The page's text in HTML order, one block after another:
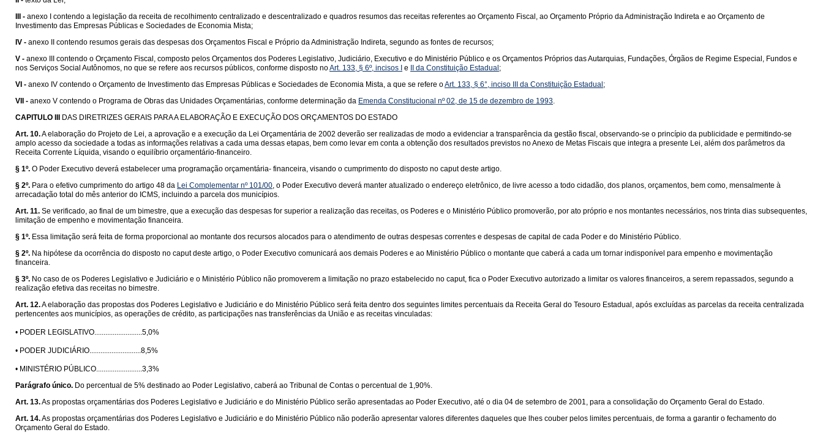
III - anexo I contendo a legislação da receita de recolhimento centralizado e descentralizado e quadros resumos das receitas referentes ao Orçamento Fiscal, ao Orçamento Próprio da Administração Indireta e ao Orçamento de
Investimento das Empresas Públicas e Sociedades de Economia Mista;
IV - anexo II contendo resumos gerais das despesas dos Orçamentos Fiscal e Próprio da Administração Indireta, segundo as fontes de recursos;
V - anexo III contendo o Orçamento Fiscal, composto pelos Orçamentos dos Poderes Legislativo, Judiciário, Executivo e do Ministério Público e os Orçamentos Próprios das Autarquias, Fundações, Órgãos de Regime Especial, Fundos e
nos Serviços Social Autônomos, no que se refere aos recursos públicos, conforme disposto noArt. 133, § 6º, incisos I e II da Constituição Estadual ;
VI - anexo IV contendo o Orçamento de Investimento das Empresas Públicas e Sociedades de Economia Mista, a que se refere oArt. 133, § 6°, inciso III da Constituição Estadual ;
VII - anexo V contendo o Programa de Obras das Unidades Orçamentárias, conforme determinação da Emenda Constitucional nº 02, de 15 de dezembro de 1993.
CAPITULO III
DAS DIRETRIZES GERAIS PARA A ELABORAÇÃO E EXECUÇÃO DOS ORÇAMENTOS DO ESTADO
Art. 10.A elaboração do Projeto de Lei, a aprovação e a execução da Lei Orçamentária de 2002 deverão ser realizadas de modo a evidenciar a transparência da gestão fiscal, observando-se o princípio da publicidade e permitindo-se
amplo acesso da sociedade a todas as informações relativas a cada uma dessas etapas, bem como levar em conta a obtenção dos resultados previstos no Anexo de Metas Fiscais que integra a presente Lei, além dos parâmetros da
Receita Corrente Líquida, visando o equilíbrio orçamentário-financeiro.
§ 1º. O Poder Executivo deverá estabelecer uma programação orçamentária- financeira, visando o cumprimento do disposto no caput deste artigo.
§ 2º. Para o efetivo cumprimento do artigo 48 da Lei Complementar nº 101/00, o Poder Executivo deverá manter atualizado o endereço eletrônico, de livre acesso a todo cidadão, dos planos, orçamentos, bem como, mensalmente à
arrecadação total do mês anterior do ICMS, incluindo a parcela dos municípios.
Art. 11. Se verificado, ao final de um bimestre, que a execução das despesas for superior a realização das receitas, os Poderes e o Ministério Público promoverão, por ato próprio e nos montantes necessários, nos trinta dias subsequentes,
limitação de empenho e movimentação financeira.
§ 1º. Essa limitação será feita de forma proporcional ao montante dos recursos alocados para o atendimento de outras despesas correntes e despesas de capital de cada Poder e do Ministério Público.
§ 2º. Na hipótese da ocorrência do disposto no caput deste artigo, o Poder Executivo comunicará aos demais Poderes e ao Ministério Público o montante que caberá a cada um tornar indisponível para empenho e movimentação
financeira.
§ 3º. No caso de os Poderes Legislativo e Judiciário e o Ministério Público não promoverem a limitação no prazo estabelecido no caput, fica o Poder Executivo autorizado a limitar os valores financeiros, a serem repassados, segundo a
realização efetiva das receitas no bimestre.
Art. 12.A elaboração das propostas dos Poderes Legislativo e Judiciário e do Ministério Público será feita dentro dos seguintes limites percentuais da Receita Geral do Tesouro Estadual, após excluídas as parcelas da receita centralizada
pertencentes aos municípios, as operações de crédito, as participações nas transferências da União e as receitas vinculadas:
• PODER LEGISLATIVO..........................5,0%
• PODER JUDICIÁRIO............................8,5%
• MINISTÉRIO PÚBLICO.........................3,3%
Parágrafo único. Do percentual de 5% destinado ao Poder Legislativo, caberá ao Tribunal de Contas o percentual de 1,90%.
Art. 13.As propostas orçamentárias dos Poderes Legislativo e Judiciário e do Ministério Público serão apresentadas ao Poder Executivo, até o dia 04 de setembro de 2001, para a consolidação do Orçamento Geral do Estado.
Art. 14.As propostas orçamentárias dos Poderes Legislativo e Judiciário e do Ministério Público não poderão apresentar valores diferentes daqueles que lhes couber pelos limites percentuais, de forma a garantir o fechamento do
Orçamento Geral do Estado.